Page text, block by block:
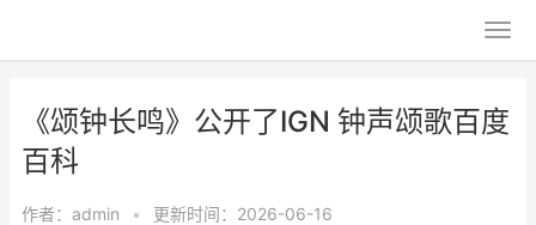
《颂钟长鸣》公开了IGN 钟声颂歌百度
百科
作者： admin • 更新时间：2026-06-16